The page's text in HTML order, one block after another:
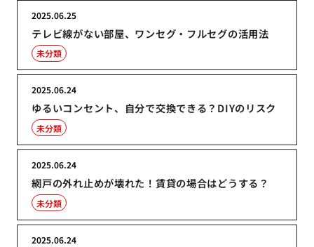
テレビ線がない部屋、ワンセグ・フルセグの活用法
2025.06.25
未分類
ゆるいコンセント、自分で交換できる？DIYのリスク
2025.06.24
未分類
網戸の外れ止めが壊れた！賃貸の場合はどうする？
2025.06.24
未分類
2025.06.24